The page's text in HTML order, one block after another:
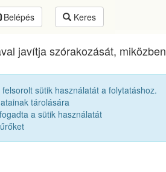
Belépés Keres
diákjai 1965 11D
javítja szórakozását, miközben
sütik használatát a folytatáshoz.
tárolására
a sütik használatát